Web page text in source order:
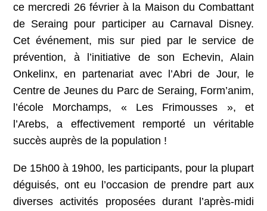
ce mercredi 26 février à la Maison du Combattant
de Seraing pour participer au Carnaval Disney.
Cet événement, mis sur pied par le service de
prévention, à l’initiative de son Echevin, Alain
Onkelinx, en partenariat avec l’Abri de Jour, le
Centre de Jeunes du Parc de Seraing, Form’anim,
l’école Morchamps, « Les Frimousses », et
l’Arebs, a effectivement remporté un véritable
succès auprès de la population !
De 15h00 à 19h00, les participants, pour la plupart
déguisés, ont eu l’occasion de prendre part aux
diverses activités proposées durant l’après-midi